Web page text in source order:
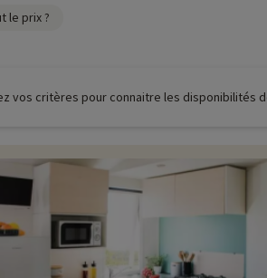
le prix ?
vos critères pour connaitre les disponibilités